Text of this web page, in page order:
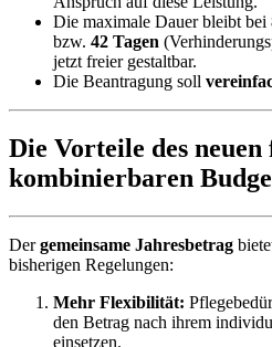
Die maximale Dauer bleibt bei
bzw. 42 Tagen
jetzt freier gestaltbar.
Die Beantragung soll
Die Vorteile des
kombinierbaren
Dergemeinsame Jahresbetrag
bisherigen Regelungen:
Mehr Flexibilität:
den Betrag nach ihrem
einsetzen.